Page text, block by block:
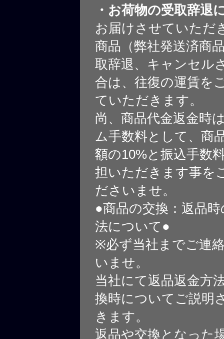
・お荷物の受取辞退
お届けさせていただ
商品（弊社発送済商
取辞退、キャンセル
合は、往復の運賃を
ていただきます。
尚、商品代金返金時
ム手数料として、商
額の10%と振込手数
担いただきます事を
ださいませ。
●商品の交換：返品
法について●
※必ず当社までご連
いませ。
当社にて返品返金方
換時についてご説明
きます。
返品や交換となった